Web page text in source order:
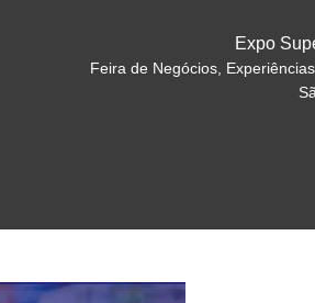
Expo
Feira de Negócios,